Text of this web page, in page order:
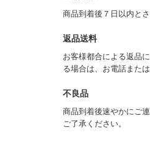
商品到着後７日以内と
返品送料
お客様都合による返品
る場合は、お電話また
不良品
商品到着後速やかにご
ご了承ください。